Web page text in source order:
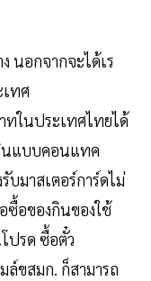
นอกจากจะได้เร
ทศ
ทในประเทศไทยได้
นแบบคอนแทค
บมาสเตอร์การ์ดไม่
ซื้อของกินของใช้
ปรด ซื้อตั๋ว
ล์ขสมก. ก็สามารถ